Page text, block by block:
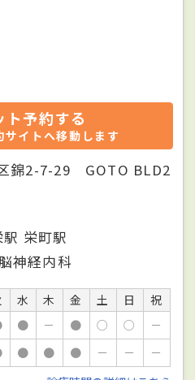
ト予約する
イトへ移動します
錦2-7-29 GOTO BLD2
栄町駅
脳神経内科
水 木 金 土 日
祝
● － ● ○ ○
－
● ● ● － －
－